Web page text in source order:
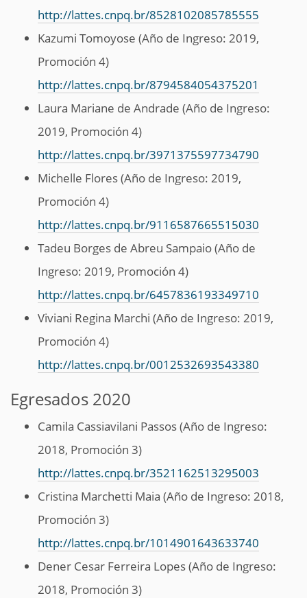
http://lattes.cnpq.br/8528102085785555
Kazumi Tomoyose (Año de Ingreso: 2019,
Promoción 4)
http://lattes.cnpq.br/8794584054375201
Laura Mariane de Andrade (Año de Ingreso:
2019, Promoción 4)
http://lattes.cnpq.br/3971375597734790
Michelle Flores (Año de Ingreso: 2019,
Promoción 4)
http://lattes.cnpq.br/9116587665515030
Tadeu Borges de Abreu Sampaio (Año de
Ingreso: 2019, Promoción 4)
http://lattes.cnpq.br/6457836193349710
Viviani Regina Marchi (Año de Ingreso: 2019,
Promoción 4)
http://lattes.cnpq.br/0012532693543380
Egresados 2020
Camila Cassiavilani Passos (Año de Ingreso:
2018, Promoción 3)
http://lattes.cnpq.br/3521162513295003
Cristina Marchetti Maia (Año de Ingreso: 2018,
Promoción 3)
http://lattes.cnpq.br/1014901643633740
Dener Cesar Ferreira Lopes (Año de Ingreso:
2018, Promoción 3)